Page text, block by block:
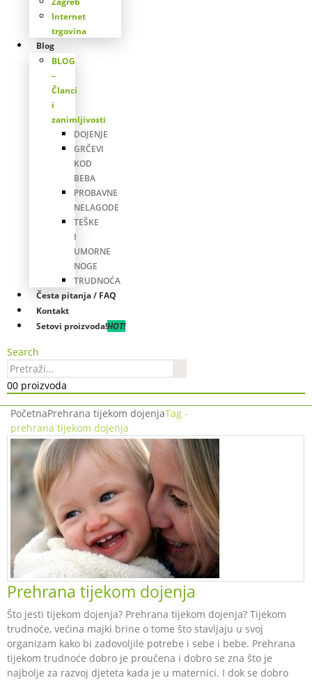
Internet
trgovina
Blog
BLOG
–
Članci
i
zanimljivosti
DOJENJE
GRČEVI
KOD
BEBA
PROBAVNE
NELAGODE
TEŠKE
I
UMORNE
NOGE
TRUDNOĆA
Česta pitanja / FAQ
Kontakt
Setovi proizvoda!HOT!
Search
00 proizvoda
PočetnaPrehrana tijekom dojenjaTag -
prehrana tijekom dojenja
Prehrana tijekom dojenja
Što jesti tijekom dojenja? Prehrana tijekom dojenja? Tijekom
trudnoće, većina majki brine o tome što stavljaju u svoj
organizam kako bi zadovoljile potrebe i sebe i bebe. Prehrana
tijekom trudnoće dobro je proučena i dobro se zna što je
najbolje za razvoj djeteta kada je u maternici. I dok se dobro